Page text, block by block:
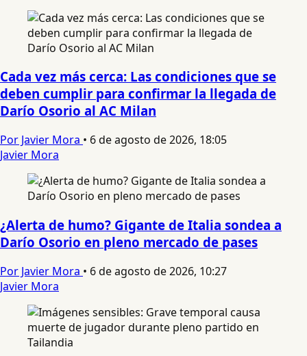
Cada vez más cerca: Las condiciones que se
deben cumplir para confirmar la llegada de
Darío Osorio al AC Milan
Por Javier Mora • 6 de agosto de 2026, 18:05
Javier Mora
¿Alerta de humo? Gigante de Italia sondea a
Darío Osorio en pleno mercado de pases
Por Javier Mora • 6 de agosto de 2026, 10:27
Javier Mora